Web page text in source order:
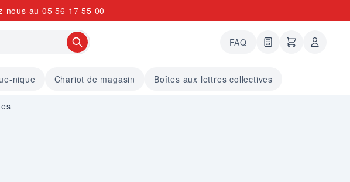
nous au 05 56 17 55 00
FAQ 0 articles dans le
undefined
nique Chariot de magasin Boîtes aux lettres collectives